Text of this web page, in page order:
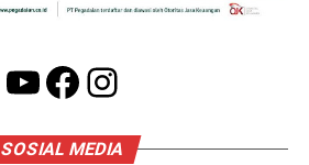
YouTube
Facebook
Instagram
SOSIAL MEDIA